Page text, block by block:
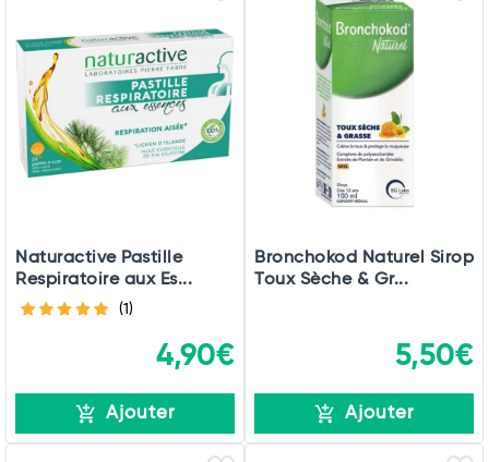
Naturactive Pastille
Respiratoire aux Es...
(1)
4,90€
Ajouter
Bronchokod Naturel Sirop
Toux Sèche & Gr...
5,50€
Ajouter